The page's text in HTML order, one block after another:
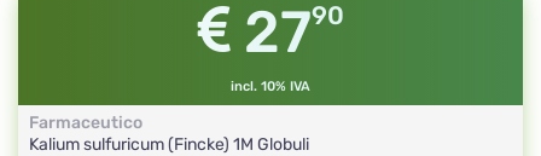
2790
incl. 10% IVA
Farmaceutico
Kalium sulfuricum (Fincke) 1M Globuli